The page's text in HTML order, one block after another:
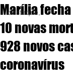
destaque,
Marília
10 novas
928 novos
coronavírus